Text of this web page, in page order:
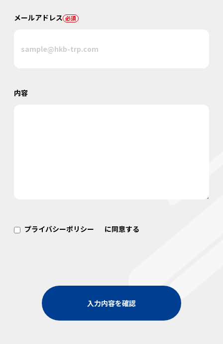
メールアドレス 必須
内容
プライバシーポリシー に同意する
入力内容を確認